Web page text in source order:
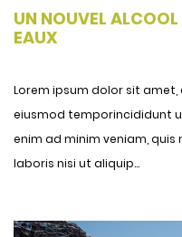
UN NOUVEL
EAUX
Lorem ipsum dolor sit
eiusmod temporincididunt
enim ad minim veniam,
laboris nisi ut aliquip...